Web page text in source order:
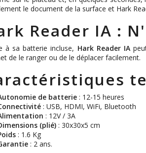
le document de la surface et Hark
Reader IA :
à sa batterie incluse, Hark Reader IA
de le ranger ou de le déplacer facilement.
de batterie : 12-15 heures
: USB, HDMI, WiFi, Bluetooth
: 12V / 3A
(plié) : 30x30x5 cm
: 1.6 Kg
: 2 ans.